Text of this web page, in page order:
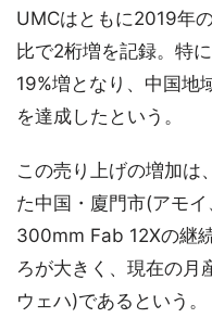
UMCはともに2019年
比で2桁増を記録。特
19%増となり、中国地
を達成したという。
この売り上げの増加は
た中国・廈門市(アモ
300mm Fab 12Xの継
ろが大きく、現在の
ウェハ)であるという。